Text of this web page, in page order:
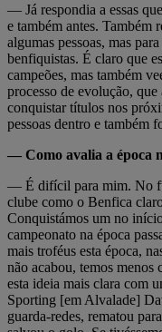
— Já respondia a essas
e também antes. Também
algumas pessoas, mas
benfiquistas. É claro que
campeões, mas também
processo de evolução,
conquistar títulos nos
pessoas dentro e também
— Como avalia a época
— É difícil para mim. No
clube como o Benfica
Conquistámos um no
campeonato na época
mais troféus esta época,
não acabou, temos menos
esta ideia mais clara com
Sporting [em Alvalade]
guarda-redes, rematou